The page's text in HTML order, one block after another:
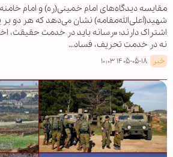
مقایسه دیدگاه‌های امام خمینی(ره) و امام
شهید(أعلی‌الله‌مقامه) نشان می‌دهد که هر دو
اشتراک دارند؛ «رسانه باید در خدمت حقیقت،
نه در خدمت تحریف، فساد…
خبر ۱۴۰۵-۰۵-۱۸ ۱۰:۰۳